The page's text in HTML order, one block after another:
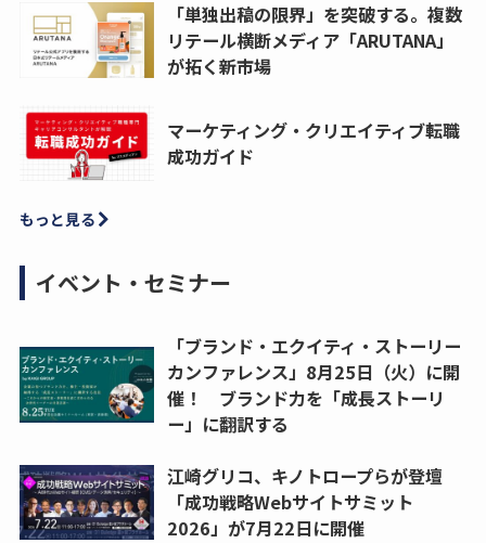
「単独出稿の限界」を突破する。複数
リテール横断メディア「ARUTANA」
が拓く新市場
マーケティング・クリエイティブ転職
成功ガイド
もっと見る
イベント・セミナー
「ブランド・エクイティ・ストーリー
カンファレンス」8月25日（火）に開
催！ ブランド力を「成長ストーリ
ー」に翻訳する
江崎グリコ、キノトロープらが登壇
「成功戦略Webサイトサミット
2026」が7月22日に開催